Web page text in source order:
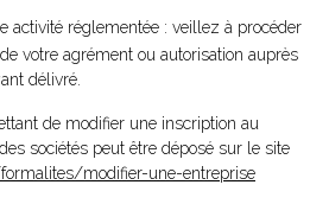
activité réglementée : veillez à procéder
votre agrément ou autorisation auprès
délivré.
de modifier une inscription au
sociétés peut être déposé sur le site
modifier-une-entreprise